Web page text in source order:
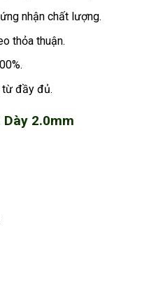
nhận chất lượng.
thỏa thuận.
từ đầy đủ.
Dày 2.0mm